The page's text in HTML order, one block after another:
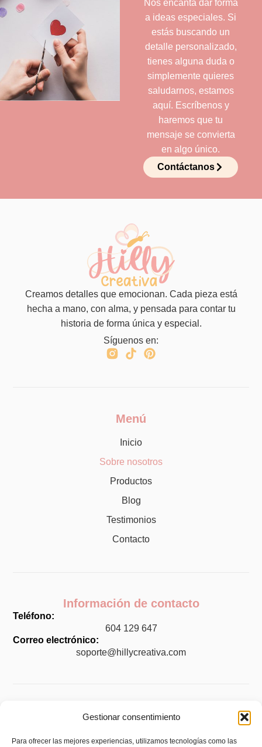
Gestionar consentimiento
Para ofrecer las mejores experiencias, utilizamos tecnologías como las
Nos encanta dar forma
a ideas especiales. Si
estás buscando un
detalle personalizado,
tienes alguna duda o
simplemente quieres
saludarnos, estamos
aquí. Escríbenos y
haremos que tu
mensaje se convierta
en algo único.
Contáctanos
Creamos detalles que emocionan. Cada pieza está
hecha a mano, con alma, y pensada para contar tu
historia de forma única y especial.
Síguenos en:
Menú
Inicio
Sobre nosotros
Productos
Blog
Testimonios
Contacto
Información de contacto
Teléfono:
604 129 647
Correo electrónico:
soporte@hillycreativa.com